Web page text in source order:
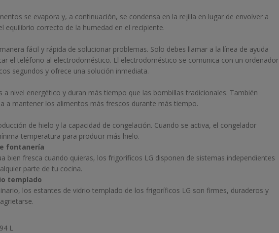
se evapora y, a continuación, se condensa en la rejilla en lugar de envolver a
equilibrio correcto de la humedad en el recipiente.
fácil y rápida de solucionar problemas. Solo debes llamar a la línea de ayuda
el teléfono al electrodoméstico. El electrodoméstico se comunica con un ordenador
segundos y ofrece una solución inmediata.
a nivel energético y duran más tiempo que las bombillas tradicionales. También
a mantener los alimentos más frescos durante más tiempo.
de hielo y la capacidad de congelación. Cuando se activa, el congelador
temperatura para producir más hielo.
fontanería
bien fresca cuando quieras, los frigoríficos LG disponen de sistemas independientes
parte de tu cocina.
templado
los estantes de vidrio templado de los frigoríficos LG son firmes, duraderos y
L